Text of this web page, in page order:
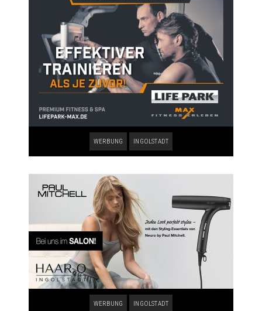
WERBUNG INGOLSTADT
WERBUNG INGOLSTADT